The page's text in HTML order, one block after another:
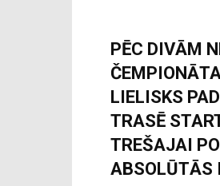
PĒC DIVĀM
LIELISKS
TRASĒ
TREŠAJAI
ABSOLŪTĀS